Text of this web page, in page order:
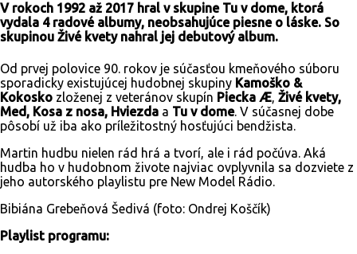
V rokoch 1992 až 2017 hral v skupine Tu v dome, ktorá
vydala 4 radové albumy, neobsahujúce piesne o láske. So
skupinou Živé kvety nahral jej debutový album.
Od prvej polovice 90. rokov je súčasťou kmeňového súboru
sporadicky existujúcej hudobnej skupiny Kamoško &
Kokosko zloženej z veteránov skupín Piecka Æ Živé kvety,
Med, Kosa z nosa, Hviezda a Tu v dome. V súčasnej dobe
pôsobí už iba ako príležitostný hosťujúci bendžista.
Martin hudbu nielen rád hrá a tvorí, ale i rád počúva. Aká
hudba ho v hudobnom živote najviac ovplyvnila sa dozviete z
jeho autorského playlistu pre New Model Rádio.
Bibiána Grebeňová Šedivá (foto: Ondrej Koščík)
Playlist programu: